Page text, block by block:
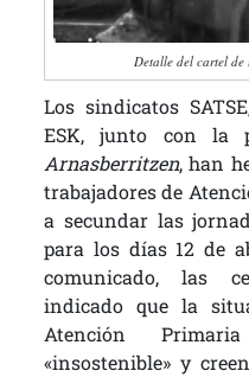
Detalle del cartel
Los sindicatos
ESK, junto con la
Arnasberritzen, han
trabajadores de
a secundar las
para los días 12 de
comunicado, las
indicado que la
Atención
«insostenible» y